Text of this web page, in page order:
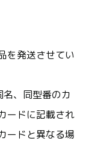
を発送させてい
、同型番のカ
ードに記載され
ードと異なる場